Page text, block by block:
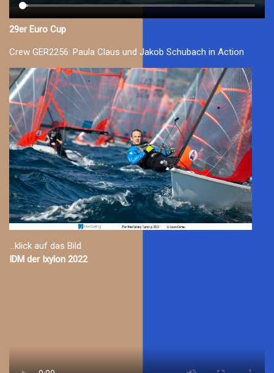
29er Euro Cup
Crew GER2256: Paula Claus und Jakob Schubach in Action
...klick auf das Bild
IDM der Ixylon 2022